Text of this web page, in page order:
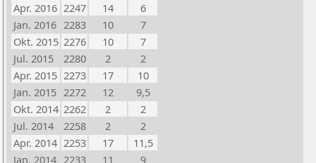
Apr. 2016 2247 14
6
Jan. 2016 2283 10
7
Okt. 2015 2276 10
7
Jul. 2015
2280 2
2
Apr. 2015 2273 17
10
Jan. 2015 2272 12
9,5
Okt. 2014 2262 2
2
Jul. 2014
2258 2
2
Apr. 2014 2253 17
11,5
Jan. 2014 2233 11
9